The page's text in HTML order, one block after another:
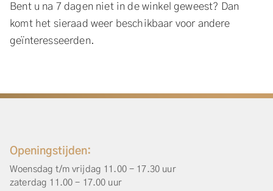
Bent u na 7 dagen niet in de winkel geweest? Dan
komt het sieraad weer beschikbaar voor andere
geïnteresseerden.
Openingstijden:
Woensdag t/m vrijdag 11.00 - 17.30 uur
zaterdag 11.00 - 17.00 uur